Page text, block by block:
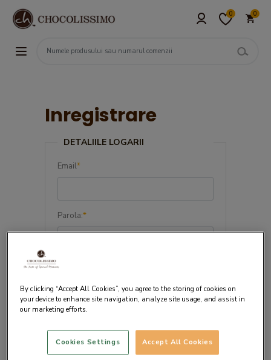
0 0
Inregistrare
DETALIILE LOGARII
Email*
Parola:*
Confirma parola:
DETALIILE PERSONALE
By clicking “Accept All Cookies”, you agree to the storing of cookies on
your device to enhance site navigation, analyze site usage, and assist in
our marketing efforts.
Accept All Cookies
Cookies Settings